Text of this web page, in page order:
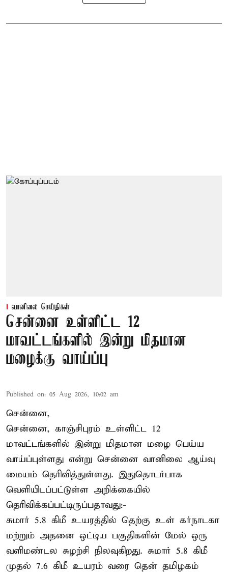
வானிலை செய்திகள்
சென்னை உள்ளிட்ட 12
மாவட்டங்களில் இன்று மிதமான
மழைக்கு வாய்ப்பு
Published on: 05 Aug 2026, 10:02 am
சென்னை,
சென்னை, காஞ்சிபுரம் உள்ளிட்ட 12
மாவட்டங்களில் இன்று மிதமான மழை பெய்ய
வாய்ப்புள்ளது என்று சென்னை வானிலை ஆய்வு
மையம் தெரிவித்துள்ளது. இதுதொடர்பாக
வெளியிடப்பட்டுள்ள அறிக்கையில்
தெரிவிக்கப்பட்டிருப்பதாவது:-
சுமார் 5.8 கிமீ உயரத்தில் தெற்கு உள் கர்நாடகா
மற்றும் அதனை ஒட்டிய பகுதிகளின் மேல் ஒரு
வளிமண்டல சுழற்சி நிலவுகிறது. சுமார் 5.8 கிமீ
முதல் 7.6 கிமீ உயரம் வரை தென் தமிழகம்